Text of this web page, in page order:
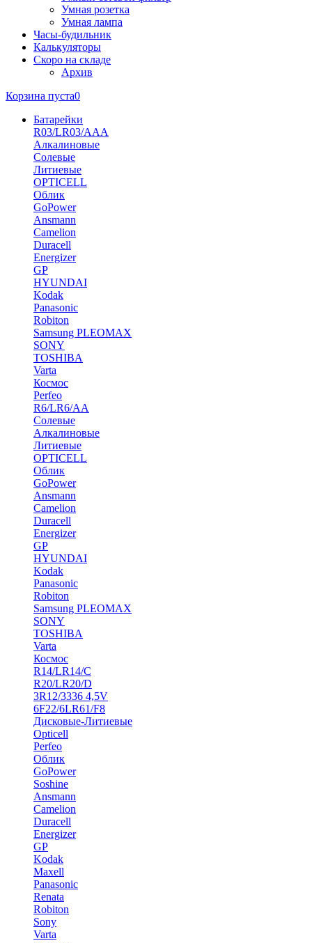
Умная розетка
Умная лампа
Часы-будильник
Калькуляторы
Скоро на складе
Архив
Корзина пуста0
Батарейки
R03/LR03/AAA
Алкалиновые
Солевые
Литиевые
OPTICELL
Облик
GoPower
Ansmann
Camelion
Duracell
Energizer
GP
HYUNDAI
Kodak
Panasonic
Robiton
Samsung PLEOMAX
SONY
TOSHIBA
Varta
Космос
Perfeo
R6/LR6/AA
Солевые
Алкалиновые
Литиевые
OPTICELL
Облик
GoPower
Ansmann
Camelion
Duracell
Energizer
GP
HYUNDAI
Kodak
Panasonic
Robiton
Samsung PLEOMAX
SONY
TOSHIBA
Varta
Космос
R14/LR14/C
R20/LR20/D
3R12/3336 4,5V
6F22/6LR61/F8
Дисковые-Литиевые
Opticell
Perfeo
Облик
GoPower
Soshine
Ansmann
Camelion
Duracell
Energizer
GP
Kodak
Maxell
Panasonic
Renata
Robiton
Sony
Varta